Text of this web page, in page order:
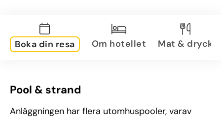
Boka din resa Om hotellet Mat & dryck
Pool & strand
Anläggningen har flera utomhuspooler, varav